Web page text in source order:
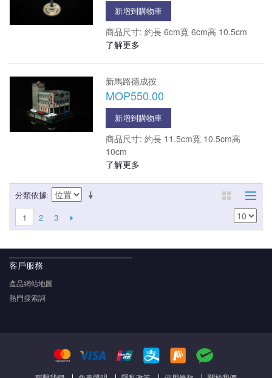
新增到購物車
商品尺寸: 約長 6cm寬 6cm高 10.5cm
了解更多
新馬路德成按
MOP550.00
新增到購物車
商品尺寸: 約長 11.5cm寬 10.5cm高
10cm
了解更多
分類依據
1 2 3
客戶服務
產品網站地圖
熱門搜索詞